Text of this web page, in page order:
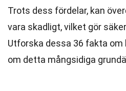
Trots dess fördelar, kan
vara skadligt, vilket gör
Utforska dessa 36 fakta om
om detta mångsidiga